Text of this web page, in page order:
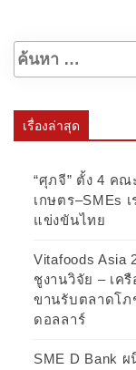
เรื่องล่าสุด
“ศุภจี” ตั้ง 4 คณ
เกษตร–SMEs
แข่งขันไทย
Vitafoods Asia
ชูงานวิจัย – เค
ขานรับตลาดโภ
ดอลลาร์
SME D Bank